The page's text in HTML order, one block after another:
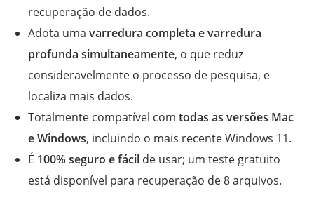
recuperação de dados.
Adota uma varredura completa e varredura
profunda simultaneamente, o que reduz
consideravelmente o processo de pesquisa, e
localiza mais dados.
Totalmente compatível com todas as versões Mac
e Windows, incluindo o mais recente Windows 11.
É 100% seguro e fácil de usar; um teste gratuito
está disponível para recuperação de 8 arquivos.